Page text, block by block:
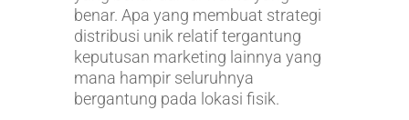
benar. Apa yang membuat strategi
distribusi unik relatif tergantung
keputusan marketing lainnya yang
mana hampir seluruhnya
bergantung pada lokasi fisik.